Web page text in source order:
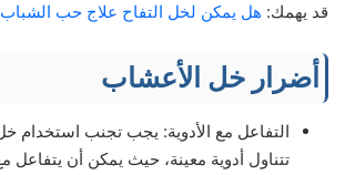
قد يهمك: هل يمكن لخل التفاح علاج حب
أضرار خل الأعشاب
التفاعل مع الأدوية: يجب تجنب استخدام
تتناول أدوية معينة، حيث يمكن أن يتفاعل